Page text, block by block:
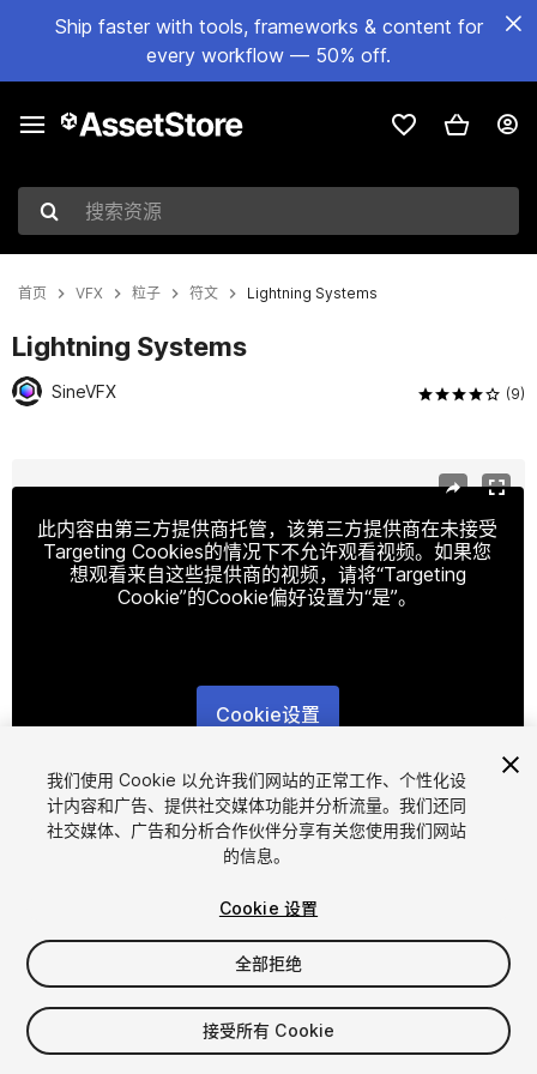
Ship faster with tools, frameworks & content for
every workflow — 50% off.
搜索资源
首页 VFX 粒子 符文 Lightning Systems
Lightning Systems
SineVFX (9)
此内容由第三方提供商托管，该第三方提供商在未接受
Targeting Cookies的情况下不允许观看视频。如果您
想观看来自这些提供商的视频，请将“Targeting
Cookie”的Cookie偏好设置为“是”。
Cookie设置
1/27
$46
增值税将在结算时计算
我们使用 Cookie 以允许我们网站的正常工作、个性化设
计内容和广告、提供社交媒体功能并分析流量。我们还同
社交媒体、广告和分析合作伙伴分享有关您使用我们网站
的信息。
Cookie 设置
全部拒绝
接受所有 Cookie